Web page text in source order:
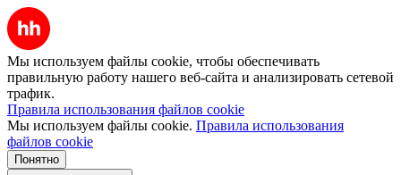
Мы используем файлы cookie, чтобы обеспечивать
правильную работу нашего веб-сайта и анализировать сетевой
трафик.
Правила использования файлов cookie
Мы используем файлы cookie. Правила использования
файлов cookie
Понятно